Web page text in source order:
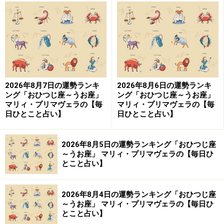
9位：かに座／蟹座（6月22日～7月22日生
まれ）
中途半端なまま諦めないように。継続こそ力になる暗
示。
2026年8月7日の運勢ランキ
ング「おひつじ座～うお座」
マリィ・プリマヴェラの【毎
日ひとこと占い】
2026年8月6日の運勢ランキ
ング「おひつじ座～うお座」
マリィ・プリマヴェラの【毎
日ひとこと占い】
2026年8月5日の運勢ランキング「おひつじ座
～うお座」 マリィ・プリマヴェラの【毎日ひ
とこと占い】
2026年8月4日の運勢ランキング「おひつじ座
～うお座」 マリィ・プリマヴェラの【毎日ひ
とこと占い】